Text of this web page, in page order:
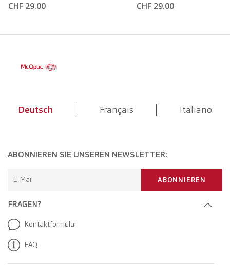
CHF 29.00
CHF 29.00
Deutsch Français Italiano
FRAGEN?
Kontaktformular
FAQ
ABONNIEREN SIE UNSEREN NEWSLETTER:
E-Mail ABONNIEREN